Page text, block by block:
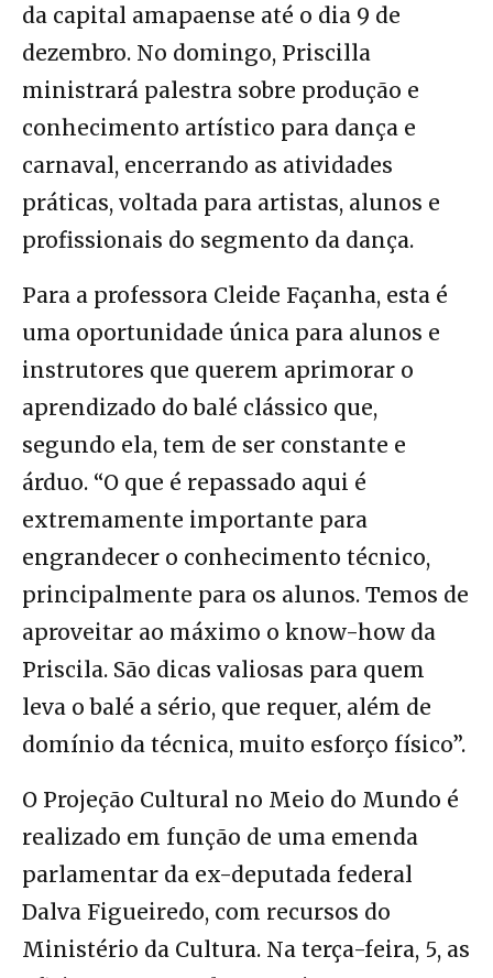
da capital amapaense até o dia 9 de
dezembro. No domingo, Priscilla
ministrará palestra sobre produção e
conhecimento artístico para dança e
carnaval, encerrando as atividades
práticas, voltada para artistas, alunos e
profissionais do segmento da dança.
Para a professora Cleide Façanha, esta é
uma oportunidade única para alunos e
instrutores que querem aprimorar o
aprendizado do balé clássico que,
segundo ela, tem de ser constante e
árduo. “O que é repassado aqui é
extremamente importante para
engrandecer o conhecimento técnico,
principalmente para os alunos. Temos de
aproveitar ao máximo o know-how da
Priscila. São dicas valiosas para quem
leva o balé a sério, que requer, além de
domínio da técnica, muito esforço físico”.
O Projeção Cultural no Meio do Mundo é
realizado em função de uma emenda
parlamentar da ex-deputada federal
Dalva Figueiredo, com recursos do
Ministério da Cultura. Na terça-feira, 5, as